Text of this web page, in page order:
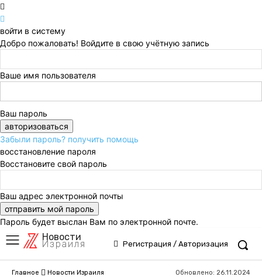
войти в систему
Добро пожаловать! Войдите в свою учётную запись
Ваше имя пользователя
Ваш пароль
Забыли пароль? получить помощь
восстановление пароля
Восстановите свой пароль
Ваш адрес электронной почты
Пароль будет выслан Вам по электронной почте.
Новости
Израиля Регистрация / Авторизация
Главное Новости Израиля Обновлено: 26.11.2024